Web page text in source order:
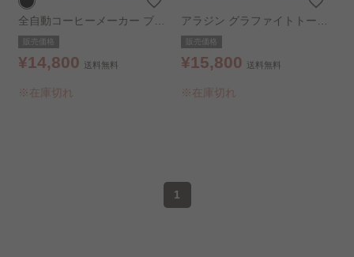
全自動コーヒーメーカー ブラ
ック
販売価格
¥14,800 送料無料
※在庫切れ
アラジン グラファイトトース
ター AET-GS13C-W ホワイ
ト
販売価格
¥15,800 送料無料
※在庫切れ
1